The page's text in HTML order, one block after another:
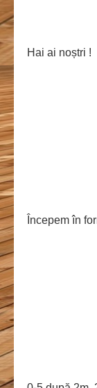
Hai ai noștri !
Începem în